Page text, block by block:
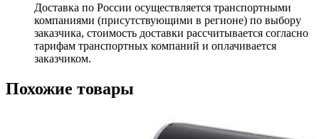
Доставка по России осуществляется транспортными
компаниями (присутствующими в регионе) по выбору
заказчика, стоимость доставки рассчитывается согласно
тарифам транспортных компаний и оплачивается
заказчиком.
Похожие товары